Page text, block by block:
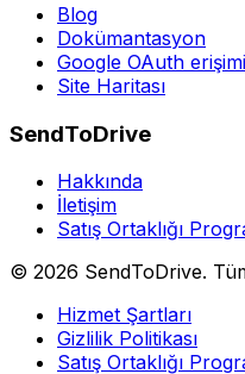
Blog
Dokümantasyon
Google OAuth erişimi
Site Haritası
SendToDrive
Hakkında
İletişim
Satış Ortaklığı
© 2026 SendToDrive.
Hizmet Şartları
Gizlilik Politikası
Satış Ortaklığı